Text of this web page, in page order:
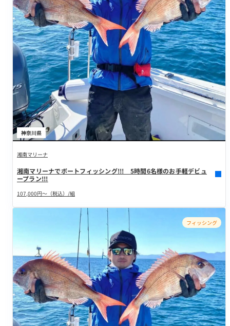
神奈川県
湘南マリーナ
湘南マリーナでボートフィッシング!!! 5時間6名様のお手軽デビュ
ープラン!!!
107,000円～（税込）/組
フィッシング